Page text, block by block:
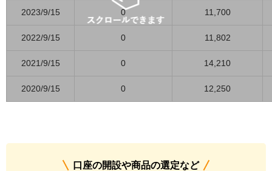
2023/9/15 0 11,700
2022/9/15 0 11,802
2021/9/15 0 14,210
2020/9/15 0 12,250
口座の開設や商品の選定など